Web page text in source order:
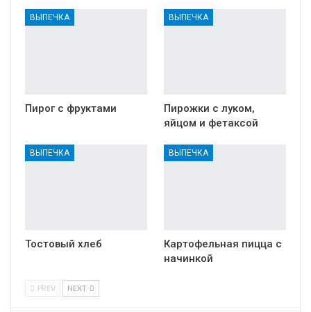
ВЫПЕЧКА
Пирог с фруктами
ВЫПЕЧКА
Пирожки с луком,
яйцом и фетаксой
ВЫПЕЧКА
Тостовый хлеб
ВЫПЕЧКА
Картофельная пицца с
начинкой
PREV NEXT